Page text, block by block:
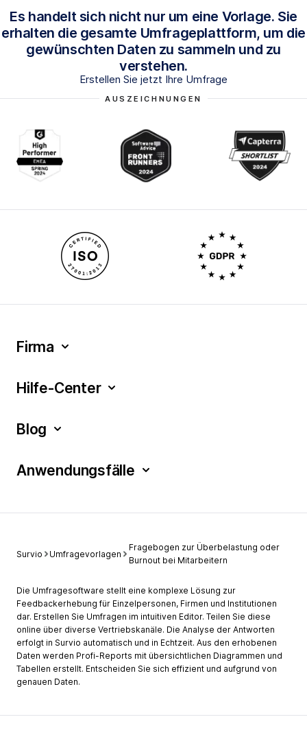
Es handelt sich nicht nur um eine Vorlage. Sie
erhalten die gesamte Umfrageplattform, um die
gewünschten Daten zu sammeln und zu
verstehen.
Erstellen Sie jetzt Ihre Umfrage
AUSZEICHNUNGEN
Firma
Hilfe-Center
Blog
Anwendungsfälle
Survio Umfragevorlagen
Fragebogen zur Überbelastung oder
Burnout bei Mitarbeitern
Die Umfragesoftware stellt eine komplexe Lösung zur
Feedbackerhebung für Einzelpersonen, Firmen und Institutionen
dar. Erstellen Sie Umfragen im intuitiven Editor. Teilen Sie diese
online über diverse Vertriebskanäle. Die Analyse der Antworten
erfolgt in Survio automatisch und in Echtzeit. Aus den erhobenen
Daten werden Profi-Reports mit übersichtlichen Diagrammen und
Tabellen erstellt. Entscheiden Sie sich effizient und aufgrund von
genauen Daten.